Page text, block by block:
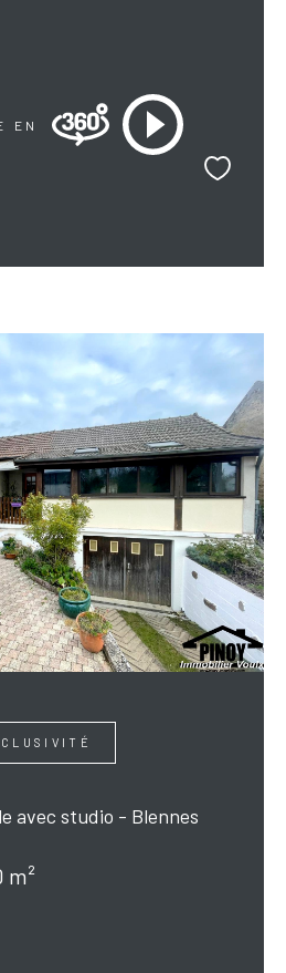
EN
avec studio - Blennes
m²